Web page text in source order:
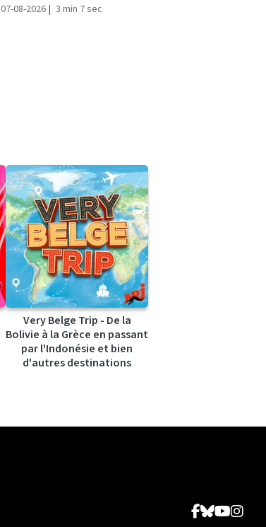
07-08-2026 | 3 min 7 sec
Very Belge Trip - De la
Bolivie à la Grèce en passant
par l'Indonésie et bien
d'autres destinations